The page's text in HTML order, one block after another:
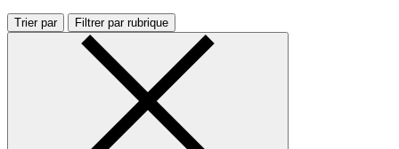
Trier par Filtrer par rubrique